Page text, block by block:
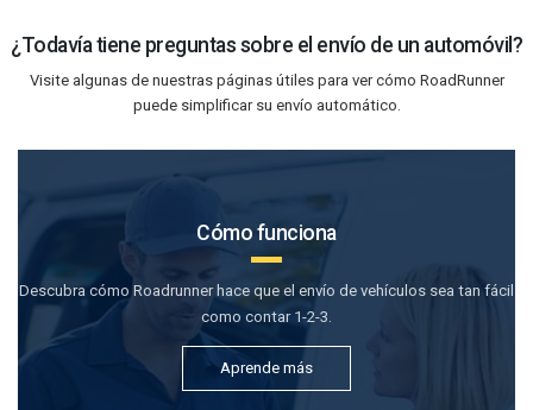
¿Todavía tiene preguntas sobre el envío de un automóvil?
Visite algunas de nuestras páginas útiles para ver cómo RoadRunner
puede simplificar su envío automático.
Cómo funciona
Descubra cómo Roadrunner hace que el envío de vehículos sea tan fácil
como contar 1-2-3.
Aprende más